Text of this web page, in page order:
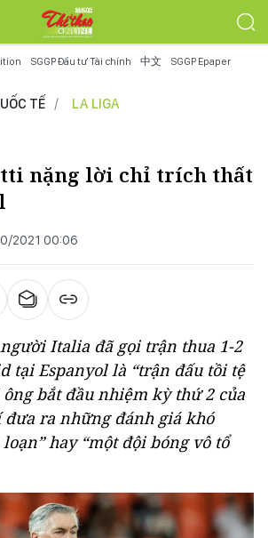
SGGP Đầu tư Tài chính 中文 SGGP Epaper
TẾ LA LIGA
nặng lời chỉ trích thất
2021 00:06
Italia đã gọi trận thua 1-2
tại Espanyol là “trận đấu tồi tệ
bắt đầu nhiệm kỳ thứ 2 của
ra những đánh giá khó
hay “một đội bóng vô tổ